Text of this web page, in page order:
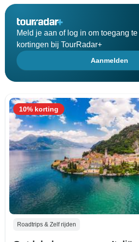
Meld je aan of log in om toegang
kortingen bij TourRadar+
Aanmelden
Roadtrips & Zelf rijden
10% korting